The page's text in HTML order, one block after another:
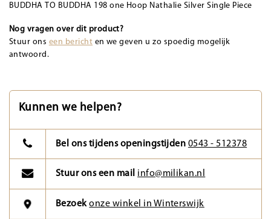
BUDDHA TO BUDDHA 198 one Hoop Nathalie Silver Single Piece
Nog vragen over dit product?
Stuur ons een bericht en we geven u zo spoedig mogelijk
antwoord.
Kunnen we helpen?
Bel ons tijdens openingstijden 0543 - 512378
Stuur ons een mail info@milikan.nl
Bezoekonze winkel in Winterswijk